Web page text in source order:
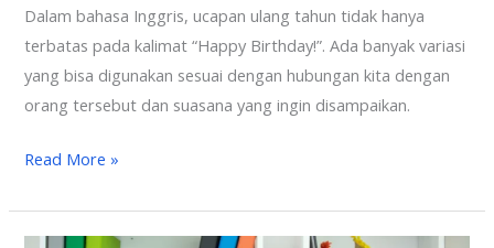
Dalam bahasa Inggris, ucapan ulang tahun tidak hanya
terbatas pada kalimat “Happy Birthday!”. Ada banyak variasi
yang bisa digunakan sesuai dengan hubungan kita dengan
orang tersebut dan suasana yang ingin disampaikan.
Read More »